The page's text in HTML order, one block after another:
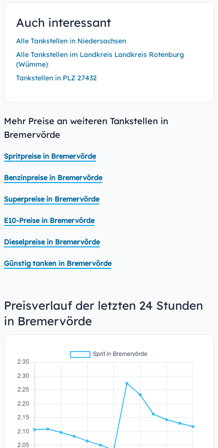
Auch interessant
Alle Tankstellen in Niedersachsen
Alle Tankstellen im Landkreis Landkreis Rotenburg
(Wümme)
Tankstellen in PLZ 27432
Mehr Preise an weiteren Tankstellen in
Bremervörde
Spritpreise in Bremervörde
Benzinpreise in Bremervörde
Superpreise in Bremervörde
E10-Preise in Bremervörde
Dieselpreise in Bremervörde
Günstig tanken in Bremervörde
Preisverlauf der letzten 24 Stunden
in Bremervörde